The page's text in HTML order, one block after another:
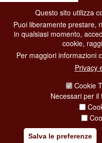
Dipartimento Grandi
Via di San Basilio, 51
00187 Roma
CONTACT
CONTATTA
Questo sito utilizza
Puoi liberamente prestare,
in qualsiasi momento,
cookie,
Per maggiori informazioni
Privacy
Cookie
Necessari per il
Salva le preferenze